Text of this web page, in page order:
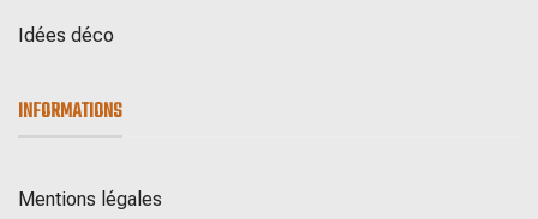
Idées déco
INFORMATIONS
Mentions légales